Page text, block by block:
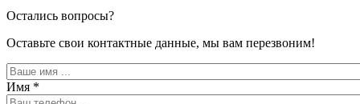
Остались вопросы?
Оставьте свои контактные данные, мы вам перезвоним!
Имя *